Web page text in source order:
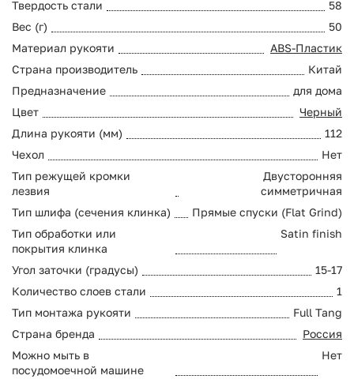
Твердость стали
58
Вес (г)
50
Материал рукояти
ABS-Пластик
Страна производитель
Китай
Предназначение
для дома
Цвет
Черный
Длина рукояти (мм)
112
Чехол
Нет
Тип режущей кромки
лезвия
Двусторонняя
симметричная
Тип шлифа (сечения клинка)
Прямые спуски (Flat Grind)
Тип обработки или
покрытия клинка
Satin finish
Угол заточки (градусы)
15-17
Количество слоев стали
1
Тип монтажа рукояти
Full Tang
Страна бренда
Россия
Можно мыть в
посудомоечной машине
Нет